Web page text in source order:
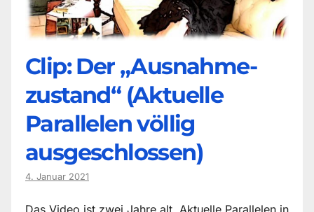
Clip: Der „Ausnahme-
zustand“ (Aktuelle
Parallelen völlig
ausgeschlossen)
4. Januar 2021
Das Video ist zwei Jahre alt. Aktuelle Parallelen in